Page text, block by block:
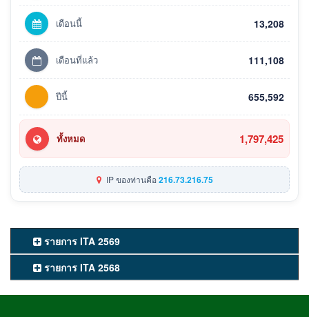
เดือนนี้ 13,208
เดือนที่แล้ว 111,108
ปีนี้ 655,592
ทั้งหมด 1,797,425
IP ของท่านคือ216.73.216.75
รายการ ITA 2569
รายการ ITA 2568